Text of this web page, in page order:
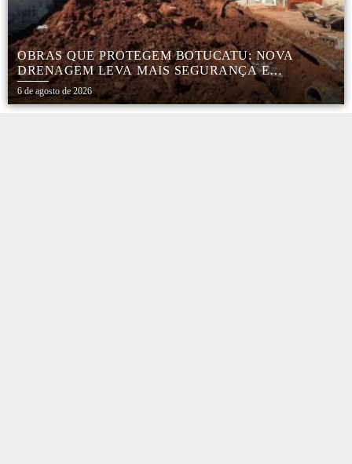
OBRAS QUE PROTEGEM BOTUCATU: NOVA
DRENAGEM LEVA MAIS SEGURANÇA E
TRANQUILIDADE AOS MORADORES DA COHAB
5
6 de agosto de 2026